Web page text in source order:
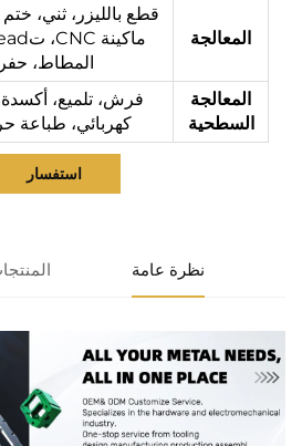
المعالجة
قطع بالليزر، ثني،
المطاط،
المعالجة
السطحية
فرش، تلميع،
كهربائي، طباعة
استفسار
نظرة عامة